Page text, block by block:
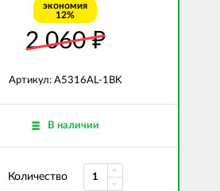
экономия
12%
2 060₽
Артикул: A5316AL-1BK
В наличии
Количество